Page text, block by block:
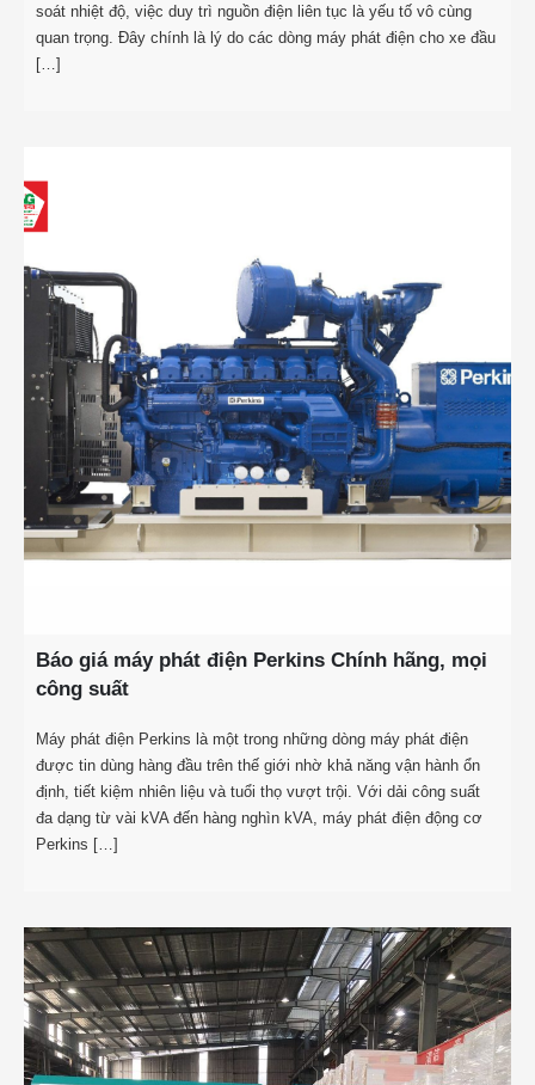
soát nhiệt độ, việc duy trì nguồn điện liên tục là yếu tố vô cùng
quan trọng. Đây chính là lý do các dòng máy phát điện cho xe đầu
[…]
Báo giá máy phát điện Perkins Chính hãng, mọi
công suất
Máy phát điện Perkins là một trong những dòng máy phát điện
được tin dùng hàng đầu trên thế giới nhờ khả năng vận hành ổn
định, tiết kiệm nhiên liệu và tuổi thọ vượt trội. Với dải công suất
đa dạng từ vài kVA đến hàng nghìn kVA, máy phát điện động cơ
Perkins […]